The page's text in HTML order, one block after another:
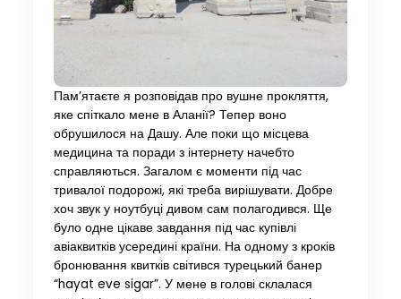
Пам’ятаєте я розповідав про вушне прокляття,
яке спіткало мене в Аланії? Тепер воно
обрушилося на Дашу. Але поки що місцева
медицина та поради з інтернету начебто
справляються. Загалом є моменти під час
тривалої подорожі, які треба вирішувати. Добре
хоч звук у ноутбуці дивом сам полагодився. Ще
було одне цікаве завдання під час купівлі
авіаквитків усередині країни. На одному з кроків
бронювання квитків світився турецький банер
“hayat eve sigar”. У мене в голові склалася